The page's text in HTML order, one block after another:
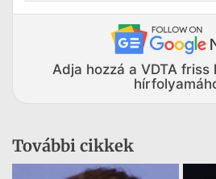
Adja hozzá a VDTA friss
További cikkek